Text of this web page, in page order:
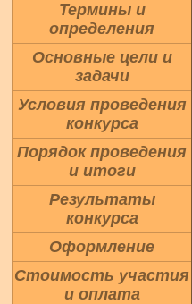
Термины и
определения
Основные цели и
задачи
Условия проведения
конкурса
Порядок проведения
и итоги
Результаты
конкурса
Оформление
Стоимость участия
и оплата